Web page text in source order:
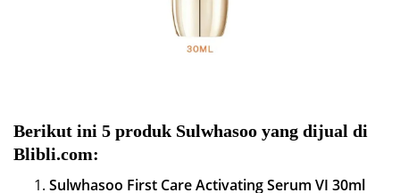
Berikut ini 5 produk Sulwhasoo yang dijual di
Blibli.com:
Sulwhasoo First Care Activating Serum VI 30ml